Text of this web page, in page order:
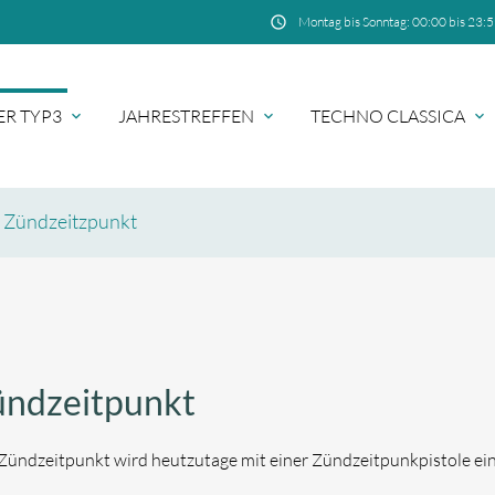
schedule Montag bis Sonntag: 00:00 bis
TYP3 JAHRESTREFFEN TECHNO CLASSICA
Zündzeitzpunkt
wird heutzutage mit einer Zündzeitpunkpistole